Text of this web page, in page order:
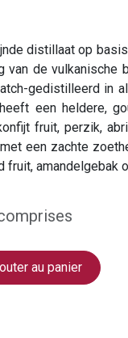
distillaat op
van de vulkanische
gedistilleerd in
een heldere,
fruit, perzik,
een zachte
amandelgebak
au panier